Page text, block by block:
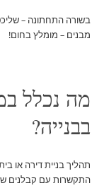
בשורה התחתונה –
מבנים – מומלץ בחום!
מה נכלל
בבנייה?
תהליך בניית דירה או
התקשרות עם קבלנים